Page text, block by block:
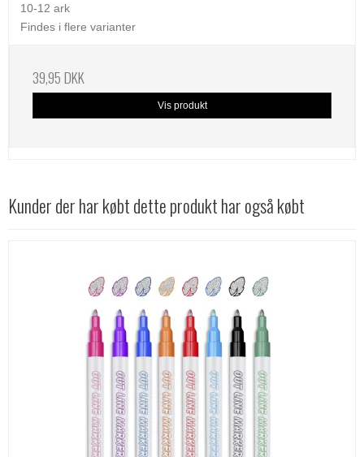
10-12 ark
Findes i flere varianter
39,95 DKK
Vis produkt
Kunder der har købt dette produkt har også købt